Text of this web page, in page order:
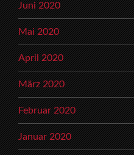
Juni 2020
Mai 2020
April 2020
März 2020
Februar 2020
Januar 2020